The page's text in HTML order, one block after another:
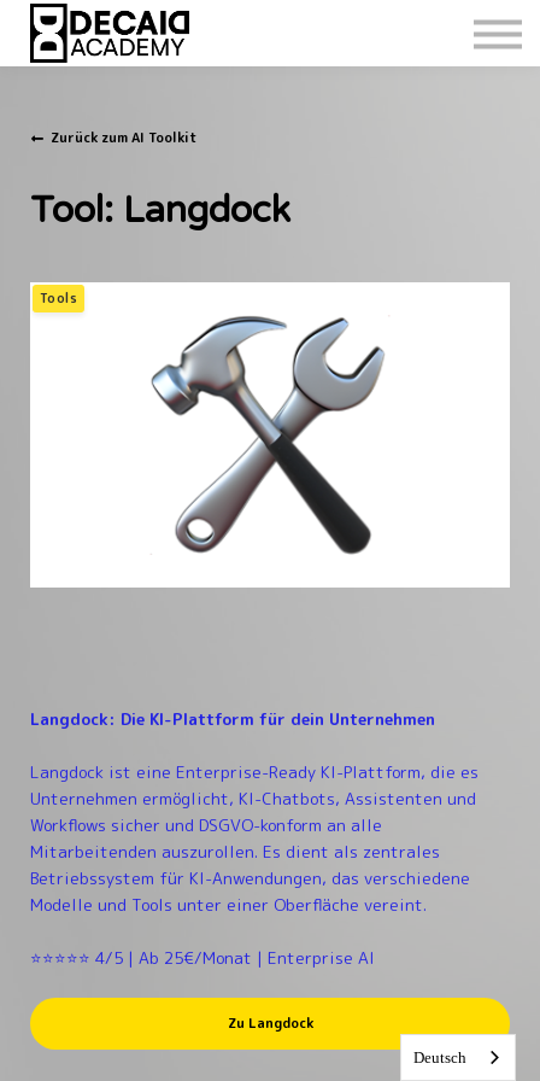
Zurück zum AI Toolkit
Tool: Langdock
Tools
Langdock: Die KI-Plattform für dein Unternehmen
Langdock ist eine Enterprise-Ready KI-Plattform, die es
Unternehmen ermöglicht, KI-Chatbots, Assistenten und
Workflows sicher und DSGVO-konform an alle
Mitarbeitenden auszurollen. Es dient als zentrales
Betriebssystem für KI-Anwendungen, das verschiedene
Modelle und Tools unter einer Oberfläche vereint.
⭐⭐⭐⭐⭐ 4/5 | Ab 25€/Monat | Enterprise AI
Zu Langdock
Deutsch